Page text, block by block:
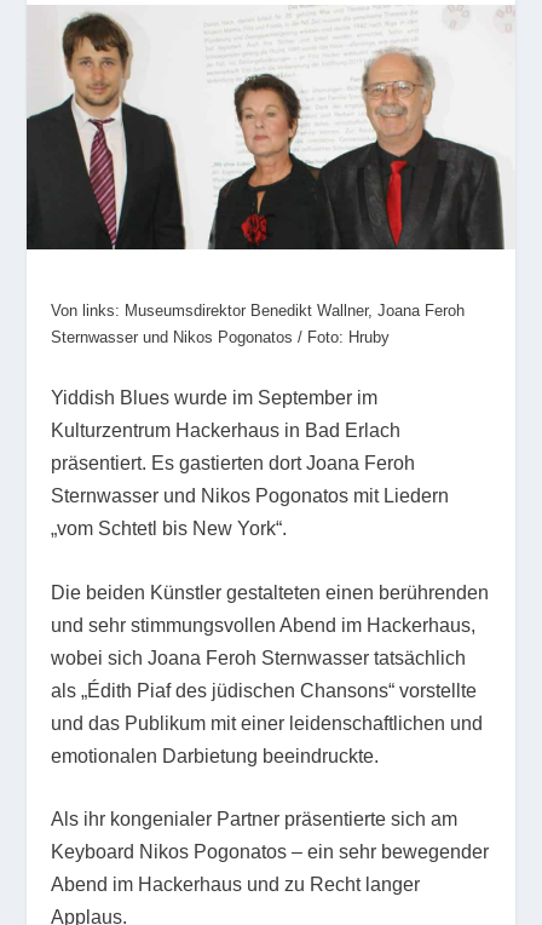
Von links: Museumsdirektor Benedikt Wallner, Joana Feroh
Sternwasser und Nikos Pogonatos / Foto: Hruby
Yiddish Blues wurde im September im
Kulturzentrum Hackerhaus in Bad Erlach
präsentiert. Es gastierten dort Joana Feroh
Sternwasser und Nikos Pogonatos mit Liedern
„vom Schtetl bis New York“.
Die beiden Künstler gestalteten einen berührenden
und sehr stimmungsvollen Abend im Hackerhaus,
wobei sich Joana Feroh Sternwasser tatsächlich
als „Édith Piaf des jüdischen Chansons“ vorstellte
und das Publikum mit einer leidenschaftlichen und
emotionalen Darbietung beeindruckte.
Als ihr kongenialer Partner präsentierte sich am
Keyboard Nikos Pogonatos – ein sehr bewegender
Abend im Hackerhaus und zu Recht langer
Applaus.